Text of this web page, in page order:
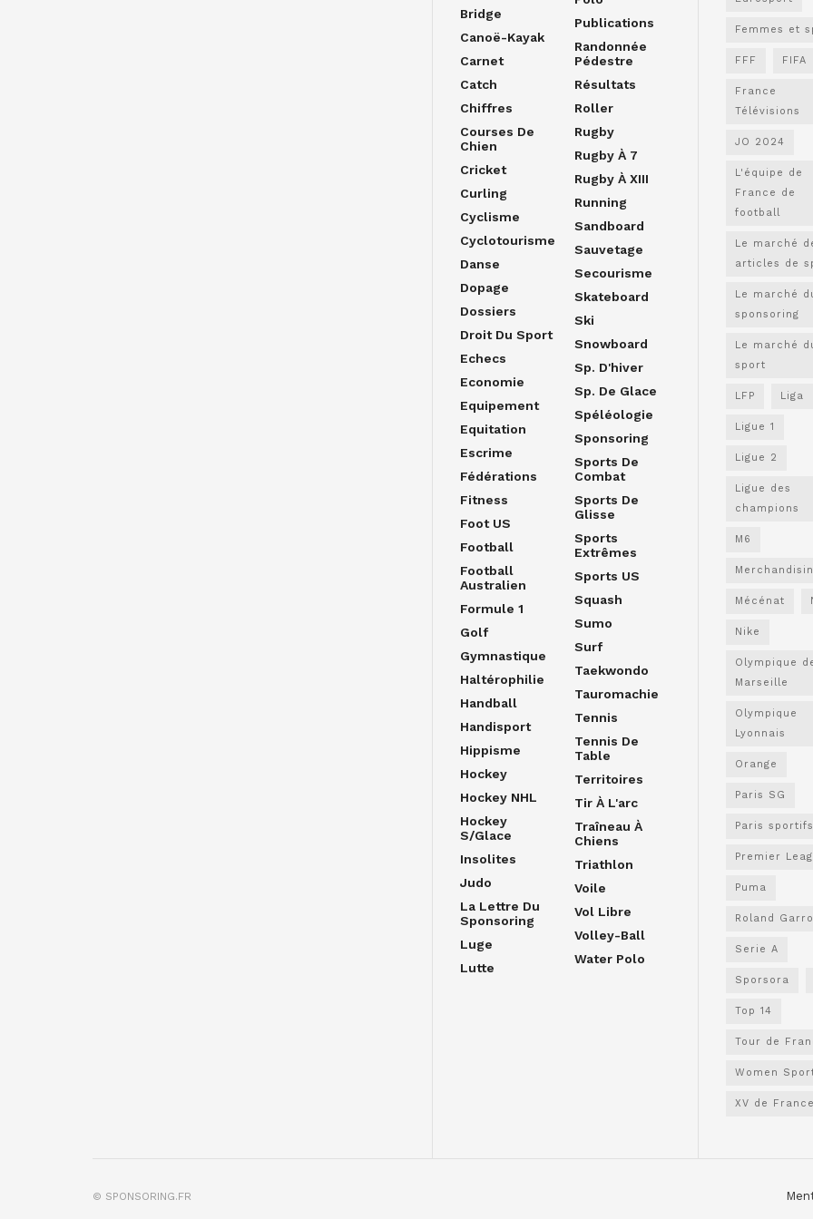
Bridge
Canoë-Kayak
Carnet
Catch
Chiffres
Courses De
Chien
Cricket
Curling
Cyclisme
Cyclotourisme
Danse
Dopage
Dossiers
Droit Du Sport
Echecs
Economie
Equipement
Equitation
Escrime
Fédérations
Fitness
Foot US
Football
Football
Australien
Formule 1
Golf
Gymnastique
Haltérophilie
Handball
Handisport
Hippisme
Hockey
Hockey NHL
Hockey
S/glace
Insolites
Judo
La Lettre Du
Sponsoring
Luge
Lutte
Publications
Randonnée
Pédestre
Résultats
Roller
Rugby
Rugby À 7
Rugby À XIII
Running
Sandboard
Sauvetage
Secourisme
Skateboard
Ski
Snowboard
Sp. D'hiver
Sp. De Glace
Spéléologie
Sponsoring
Sports De
Combat
Sports De
Glisse
Sports
Extrêmes
Sports US
Squash
Sumo
Surf
Taekwondo
Tauromachie
Tennis
Tennis De
Table
Territoires
Tir À L'arc
Traîneau À
Chiens
Triathlon
Voile
Vol Libre
Volley-Ball
Water Polo
Femmes et
FFF FIFA
France
Télévisions
JO 2024
L'équipe de
France de
football
Le marché
articles de
Le marché
sponsoring
Le marché
sport
LFP Liga
Ligue 1
Ligue 2
Ligue des
champions
M6
Mécénat
Nike
Olympique
Marseille
Olympique
Lyonnais
Orange
Paris SG
Paris sportifs
Premier
Puma
Roland
Serie A
Sporsora
Top 14
Tour de
Women
XV de France
© SPONSORING.FR